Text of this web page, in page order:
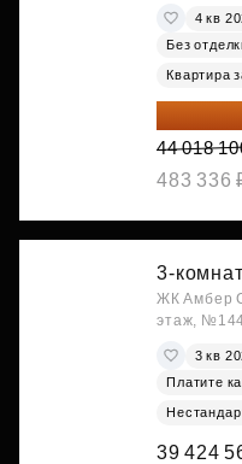
4 кв
Без
Квартира
36 975
44 018
483 336
3-
ЖК Амбер
этаж,
3 кв
Платите
39 424